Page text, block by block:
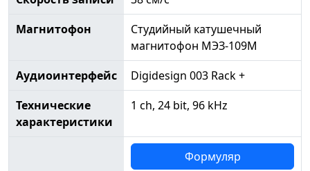
Магнитофон
Студийный катушечный
магнитофон МЭЗ-109М
Аудиоинтерфейс
Digidesign 003 Rack +
Технические
характеристики
1 ch, 24 bit, 96 kHz
Формуляр